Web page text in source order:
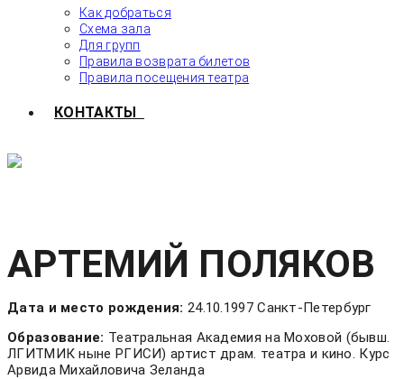
Как добраться
Схема зала
Для групп
Правила возврата билетов
Правила посещения театра
КОНТАКТЫ
АРТЕМИЙ ПОЛЯКОВ
Дата и место рождения: 24.10.1997 Санкт-Петербург
Образование: Театральная Академия на Моховой (бывш.
ЛГИТМИК ныне РГИСИ) артист драм. театра и кино. Курс
Арвида Михайловича Зеланда